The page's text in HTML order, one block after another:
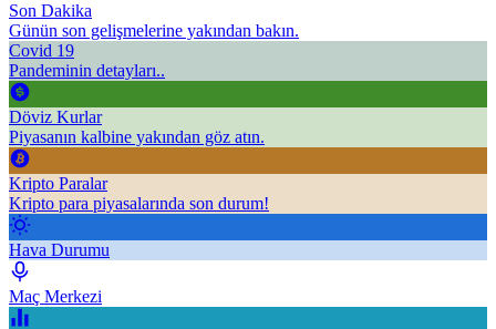
Son Dakika
Günün son gelişmelerine yakından bakın.
Covid 19
Pandeminin detayları..
Döviz Kurlar
Piyasanın kalbine yakından göz atın.
Kripto Paralar
Kripto para piyasalarında son durum!
Hava Durumu
Maç Merkezi